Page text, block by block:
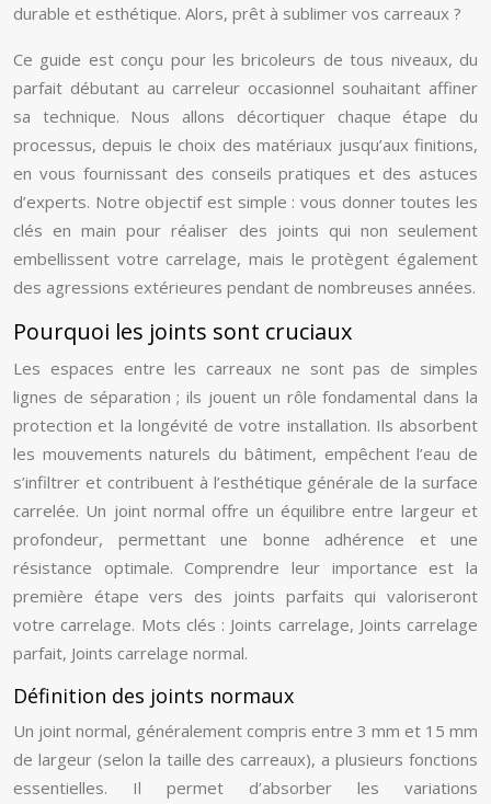
durable et esthétique. Alors, prêt à sublimer vos carreaux ?
Ce guide est conçu pour les bricoleurs de tous niveaux, du
parfait débutant au carreleur occasionnel souhaitant affiner
sa technique. Nous allons décortiquer chaque étape du
processus, depuis le choix des matériaux jusqu’aux finitions,
en vous fournissant des conseils pratiques et des astuces
d’experts. Notre objectif est simple : vous donner toutes les
clés en main pour réaliser des joints qui non seulement
embellissent votre carrelage, mais le protègent également
des agressions extérieures pendant de nombreuses années.
Pourquoi les joints sont cruciaux
Les espaces entre les carreaux ne sont pas de simples
lignes de séparation ; ils jouent un rôle fondamental dans la
protection et la longévité de votre installation. Ils absorbent
les mouvements naturels du bâtiment, empêchent l’eau de
s’infiltrer et contribuent à l’esthétique générale de la surface
carrelée. Un joint normal offre un équilibre entre largeur et
profondeur, permettant une bonne adhérence et une
résistance optimale. Comprendre leur importance est la
première étape vers des joints parfaits qui valoriseront
votre carrelage. Mots clés : Joints carrelage, Joints carrelage
parfait, Joints carrelage normal.
Définition des joints normaux
Un joint normal, généralement compris entre 3 mm et 15 mm
de largeur (selon la taille des carreaux), a plusieurs fonctions
essentielles. Il permet d’absorber les variations